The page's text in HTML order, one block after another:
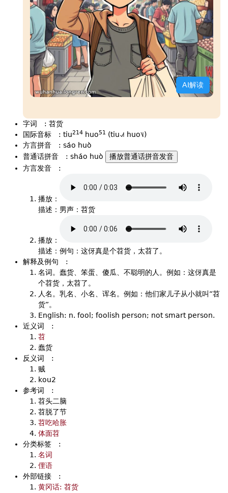
AI解读
字词 : 苕货
国际音标
: tiu214 huo51 (tiu˨˩˦ huo˥˩)
方言拼音
: sáo huò
普通话拼音
: sháo huò
播放普通话拼音发音
方言发音
:
播放：
描述：男声：苕货
播放：
描述：例句：这伢真是个苕货，太苕了。
解释及例句
:
名词。蠢货、笨蛋、傻瓜、不聪明的人。例如：这伢真是
个苕货，太苕了。
人名。乳名、小名、诨名。例如：他们家儿子从小就叫“苕
货”。
English: n. fool; foolish person; not smart person.
近义词
:
苕
蠢货
反义词
:
贼
kou2
参考词
:
苕头二脑
苕脱了节
苕吃哈胀
体面苕
分类标签
:
名词
俚语
外部链接
:
黄冈话: 苕货